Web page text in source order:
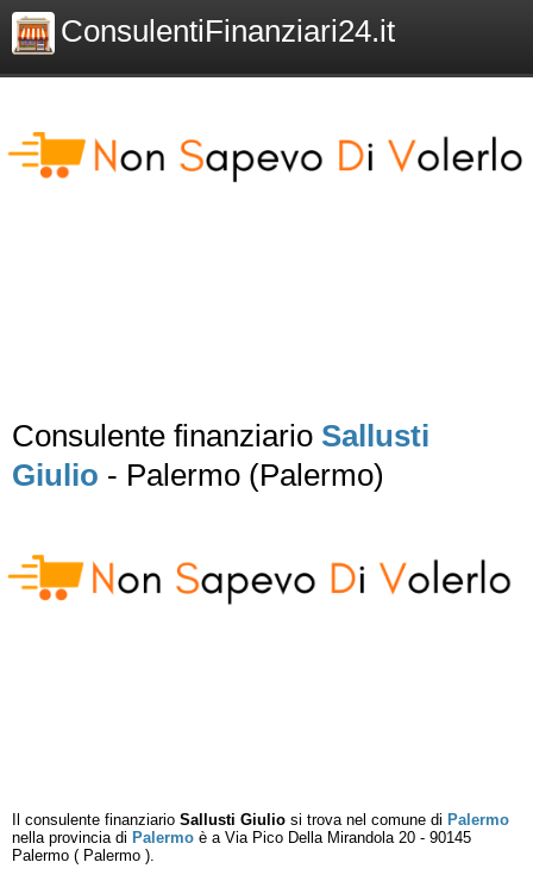
ConsulentiFinanziari24.it
Consulente finanziario Sallusti
Giulio - Palermo (Palermo)
Il consulente finanziario Sallusti Giulio si trova nel comune di Palermo
nella provincia di Palermo è a Via Pico Della Mirandola 20 - 90145
Palermo ( Palermo ).